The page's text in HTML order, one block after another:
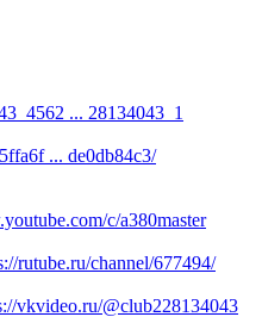
... 28134043_1
... de0db84c3/
c/a380master
rutube.ru/channel/677494/
vkvideo.ru/@club228134043